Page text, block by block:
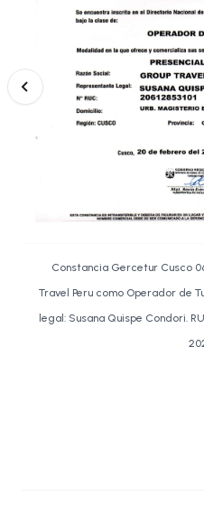
Constancia Gercetur Cusco
Travel Peru como Operador de
legal: Susana Quispe Condori.